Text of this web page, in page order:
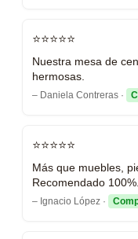
⭐⭐⭐⭐⭐
Nuestra mesa de
hermosas.
– Daniela Contreras ·
⭐⭐⭐⭐⭐
Más que muebles,
Recomendado 100%.
– Ignacio López ·